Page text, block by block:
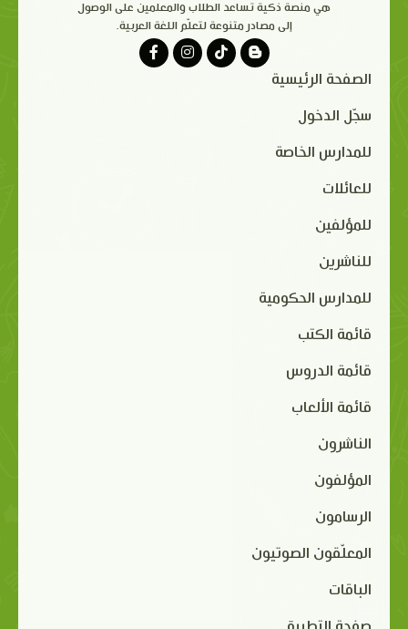
هي منصة ذكية تساعد الطلاب والمعلمين على الوصول
إلى مصادر متنوعة لتعلّم اللغة العربية.
الصفحة الرئيسية
سجّل الدخول
للمدارس الخاصة
للعائلات
للمؤلفين
للناشرين
للمدارس الحكومية
قائمة الكتب
قائمة الدروس
قائمة الألعاب
الناشرون
المؤلفون
الرسامون
المعلّقون الصوتيون
الباقات